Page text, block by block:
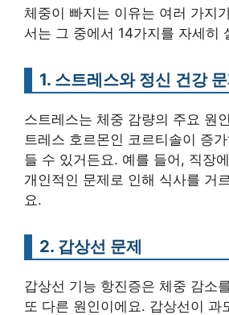
체중이 빠지는 이유는 여러 가지
서는 그 중에서 14가지를 자세히
1. 스트레스와 정신 건강
스트레스는 체중 감량의 주요 원
트레스 호르몬인 코르티솔이 증
들 수 있거든요. 예를 들어, 직장
개인적인 문제로 인해 식사를 거
요.
2. 갑상선 문제
갑상선 기능 항진증은 체중 감소
또 다른 원인이에요. 갑상선이 과